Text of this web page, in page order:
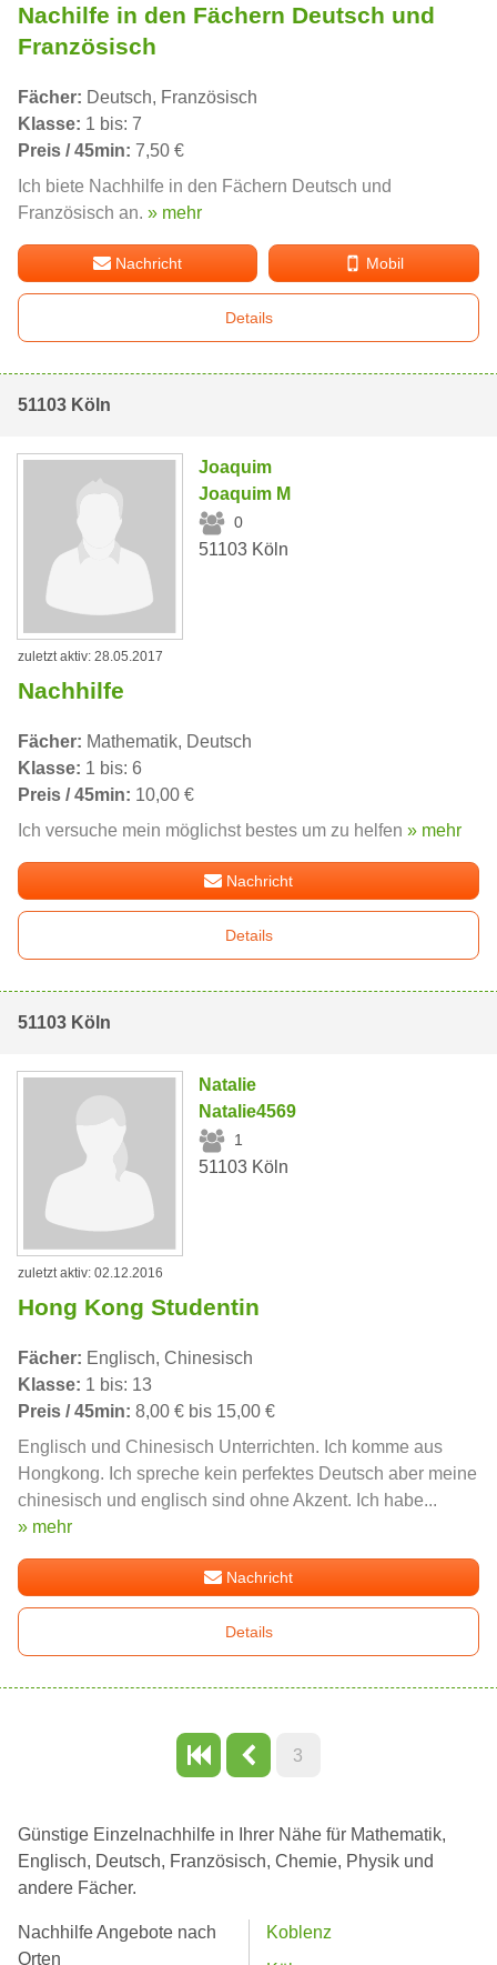
Nachilfe in den Fächern Deutsch und
Französisch
Fächer: Deutsch, Französisch
Klasse: 1 bis: 7
Preis / 45min: 7,50 €
Ich biete Nachhilfe in den Fächern Deutsch und
Französisch an. » mehr
Nachricht Mobil
Details
51103 Köln
Joaquim
Joaquim M
0
51103 Köln
zuletzt aktiv: 28.05.2017
Nachhilfe
Fächer: Mathematik, Deutsch
Klasse: 1 bis: 6
Preis / 45min: 10,00 €
Ich versuche mein möglichst bestes um zu helfen » mehr
Nachricht
Details
51103 Köln
Natalie
Natalie4569
1
51103 Köln
zuletzt aktiv: 02.12.2016
Hong Kong Studentin
Fächer: Englisch, Chinesisch
Klasse: 1 bis: 13
Preis / 45min: 8,00 € bis 15,00 €
Englisch und Chinesisch Unterrichten. Ich komme aus
Hongkong. Ich spreche kein perfektes Deutsch aber meine
chinesisch und englisch sind ohne Akzent. Ich habe...
» mehr
Nachricht
Details
3
Günstige Einzelnachhilfe in Ihrer Nähe für Mathematik,
Englisch, Deutsch, Französisch, Chemie, Physik und
andere Fächer.
Nachhilfe Angebote nach
Orten
Koblenz